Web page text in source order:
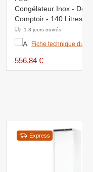
Congélateur Inox -
Comptoir - 140 Litres -
600x600x850(h)mm
1-3 jours ouvrés
Fiche technique du
556,84 €
Express